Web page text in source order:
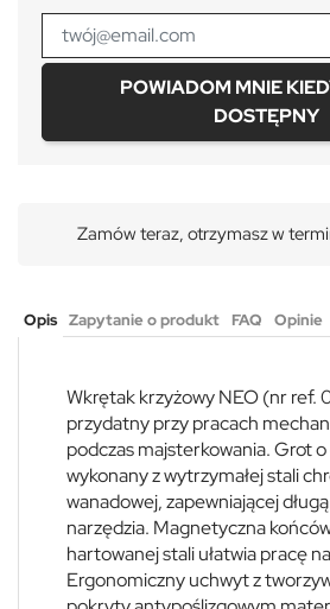
POWIADOM MNIE
DOSTĘPNY
Zamów teraz, otrzymasz w
Opis Zapytanie o produkt FAQ Opinie
Wkrętak krzyżowy NEO (nr ref.
przydatny przy pracach
podczas majsterkowania. Grot
wykonany z wytrzymałej stali
wanadowej, zapewniającej
narzędzia. Magnetyczna
hartowanej stali ułatwia pracę
Ergonomiczny uchwyt z